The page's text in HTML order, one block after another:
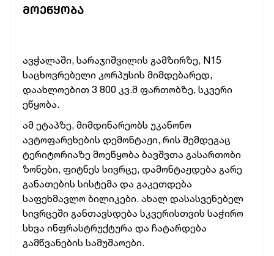
ᲛᲝᲔᲬᲧᲝᲑᲐ
ავჭალაში, სარაჯიშვილის გამზირზე, N15
საცხოვრებელი კორპუსის მიმდებარედ,
დაახლოებით 3 800 კვ.მ ფართობზე, სკვერი
ეწყობა.
ამ ეტაპზე, მიმდინარეობს უკანონო
ავტოფარეხების დემონტაჟი, რის შემდეგაც
ტერიტორიაზე მოეწყობა ბავშვთა გასართობი
ზონები, ფიტნეს სივრცე, დამონტაჟდება გარე
განათების სისტემა და გაკეთდება
საფეხმავლო ბილიკები. ახალ დასასვენებელ
სივრცეში განთავსდება სკვერისთვის საჭირო
სხვა ინფრასტრუქტურა და ჩატარდება
გამწვანების სამუშაოები.